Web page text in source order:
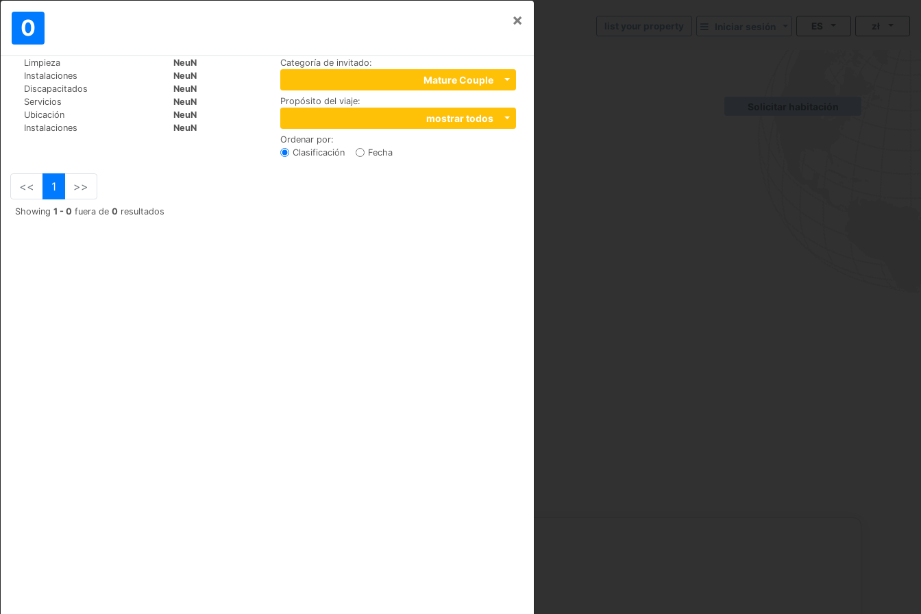
0 ×
Limpieza
NeuN
Instalaciones
NeuN
Discapacitados
NeuN
Servicios
NeuN
Ubicación
NeuN
Instalaciones
NeuN
Categoría de invitado:
Mature Couple
Propósito del viaje:
mostrar todos
Ordenar por:
Clasificación
Fecha
<< 1 >>
Showing 1 - 0 fuera de 0 resultados
ES zł
Mundo Cruz-de-Tejeda
Hotel Rural El Refugio
Calle Cruz de Tejeda S/N, 35328